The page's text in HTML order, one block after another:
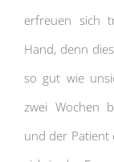
erfreuen sich
Hand, denn
so gut wie
zwei Wochen
und der Patient